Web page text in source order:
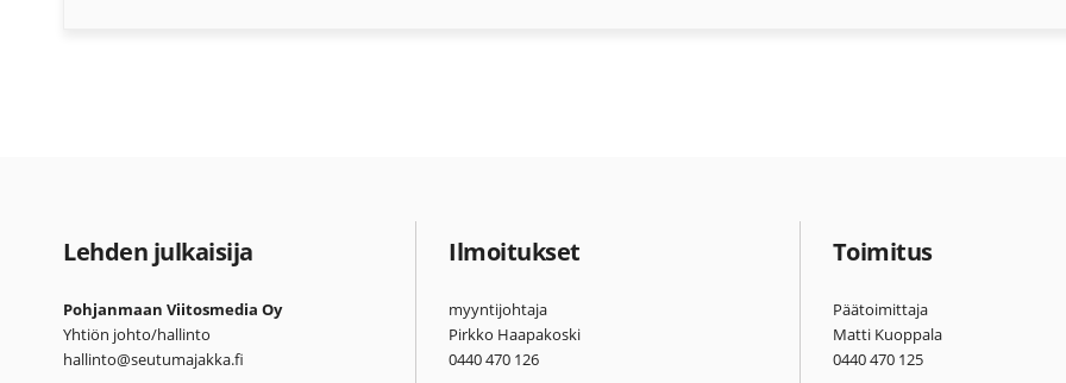
Lehden julkaisija
Pohjanmaan Viitosmedia Oy
Yhtiön johto/hallinto
hallinto@seutumajakka.fi
Ilmoitukset
myyntijohtaja
Pirkko Haapakoski
0440 470 126
Toimitus
Päätoimittaja
Matti Kuoppala
0440 470 125